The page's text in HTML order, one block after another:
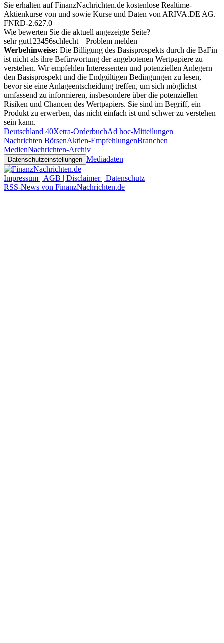
Sie erhalten auf FinanzNachrichten.de kostenlose Realtime-
Aktienkurse von und sowie Kurse und Daten von ARIVA.DE AG.
FNRD-2.627.0
Wie bewerten Sie die aktuell angezeigte Seite?
sehr gut1 23456schlecht
Problem melden
Werbehinweise: Die Billigung des Basisprospekts durch die BaFin
ist nicht als ihre Befürwortung der angebotenen Wertpapiere zu
verstehen. Wir empfehlen Interessenten und potenziellen Anlegern
den Basisprospekt und die Endgültigen Bedingungen zu lesen,
bevor sie eine Anlageentscheidung treffen, um sich möglichst
umfassend zu informieren, insbesondere über die potenziellen
Risiken und Chancen des Wertpapiers. Sie sind im Begriff, ein
Produkt zu erwerben, das nicht einfach ist und schwer zu verstehen
sein kann.
Deutschland 40Xetra-OrderbuchAd hoc-Mitteilungen
Nachrichten BörsenAktien-EmpfehlungenBranchen
MedienNachrichten-Archiv
Datenschutzeinstellungen Mediadaten
Impressum | AGB | Disclaimer | Datenschutz
RSS-News von FinanzNachrichten.de